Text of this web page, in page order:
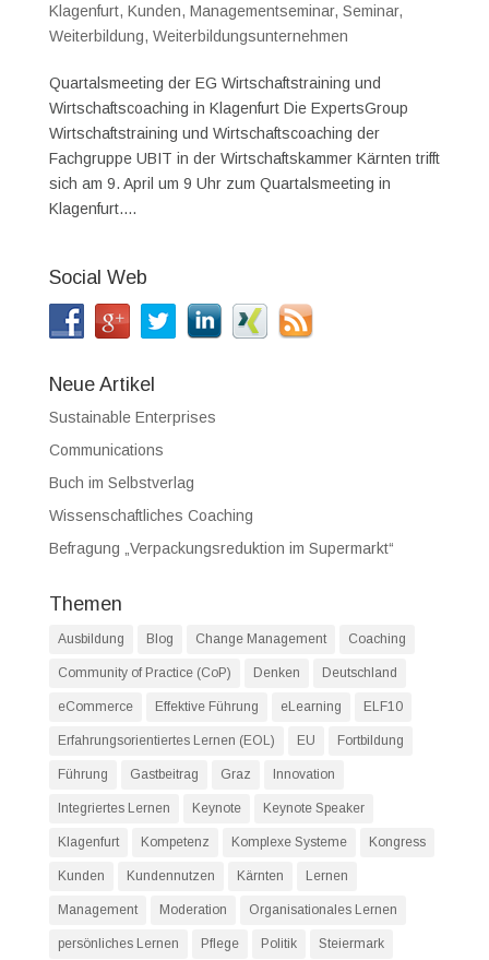
Klagenfurt, Kunden, Managementseminar, Seminar,
Weiterbildung, Weiterbildungsunternehmen
Quartalsmeeting der EG Wirtschaftstraining und
Wirtschaftscoaching in Klagenfurt Die ExpertsGroup
Wirtschaftstraining und Wirtschaftscoaching der
Fachgruppe UBIT in der Wirtschaftskammer Kärnten trifft
sich am 9. April um 9 Uhr zum Quartalsmeeting in
Klagenfurt....
Social Web
Neue Artikel
Sustainable Enterprises
Communications
Buch im Selbstverlag
Wissenschaftliches Coaching
Befragung „Verpackungsreduktion im Supermarkt“
Themen
Ausbildung Blog Change Management Coaching
Community of Practice (CoP) Denken Deutschland
eCommerce Effektive Führung eLearning ELF10
Erfahrungsorientiertes Lernen (EOL) EU Fortbildung
Führung Gastbeitrag Graz Innovation
Integriertes Lernen Keynote Keynote Speaker
Klagenfurt Kompetenz Komplexe Systeme Kongress
Kunden Kundennutzen Kärnten Lernen
Management Moderation Organisationales Lernen
persönliches Lernen Pflege Politik Steiermark